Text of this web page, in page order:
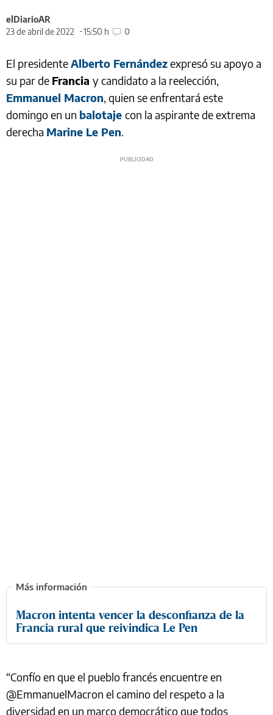
elDiarioAR
23 de abril de 2022
15:50 h 0
El presidenteAlberto Fernándezexpresó su apoyo a
su par de Francia y candidato a la reelección,
Emmanuel Macron, quien se enfrentará este
domingo en un balotaje con la aspirante de extrema
derecha Marine Le Pen.
Macron intenta vencer la desconfianza de la
Francia rural que reivindica Le Pen
“Confío en que el pueblo francés encuentre en
@EmmanuelMacron el camino del respeto a la
diversidad en un marco democrático que todos